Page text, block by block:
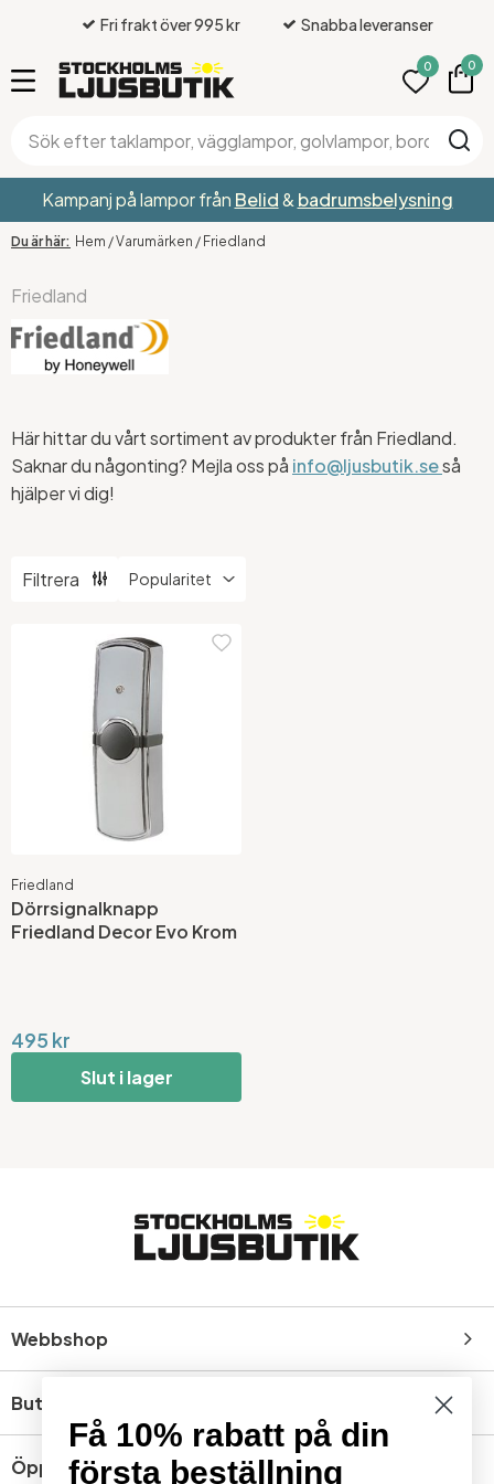
Fri frakt över 995 kr Snabba leveranser
0 0
Kampanj på lampor från Belid& badrumsbelysning
Hem /Varumärken / Friedland
Friedland
Här hittar du vårt sortiment av produkter från Friedland.
Saknar du någonting? Mejla oss på info@ljusbutik.seså
hjälper vi dig!
Filtrera
Friedland
Dörrsignalknapp
Friedland Decor Evo Krom
495 kr
Slut i lager
Webbshop
Butik
Öppettider
Få 10% rabatt på din
första beställning